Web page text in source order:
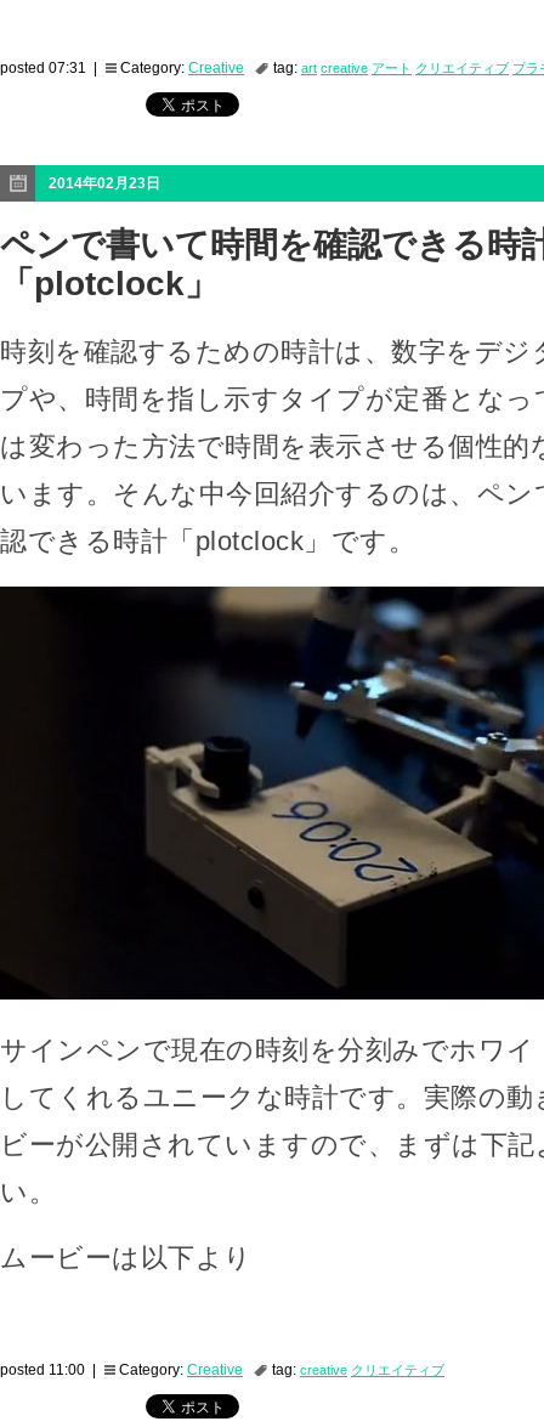
posted 07:31 | Category: Creative tag: art creative アート クリエイティブ プラ
2014年02月23日
ペンで書いて時間を確認できる時
「plotclock」
時刻を確認するための時計は、数字をデジ
プや、時間を指し示すタイプが定番とな
は変わった方法で時間を表示させる個性的
います。そんな中今回紹介するのは、ペン
認できる時計「plotclock」です。
サインペンで現在の時刻を分刻みでホワ
してくれるユニークな時計です。実際の
ビーが公開されていますので、まずは下
い。
ムービーは以下より
posted 11:00 | Category: Creative tag: creative クリエイティブ